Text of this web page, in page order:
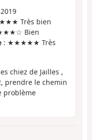
Très bien
Bien
: ★★★★★ Très
chiez de Jailles ,
prendre le chemin
problème